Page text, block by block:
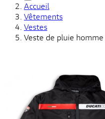
Accueil
Vêtements
Vestes
Veste de pluie